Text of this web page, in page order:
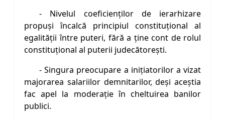
- Nivelul coeficienților de ierarhizare
propuși încalcă principiul constituţional al
egalităţii între puteri, fără a ţine cont de rolul
constituţional al puterii judecătoreşti.
- Singura preocupare a iniţiatorilor a vizat
majorarea salariilor demnitarilor, deşi aceştia
fac apel la moderaţie în cheltuirea banilor
publici.